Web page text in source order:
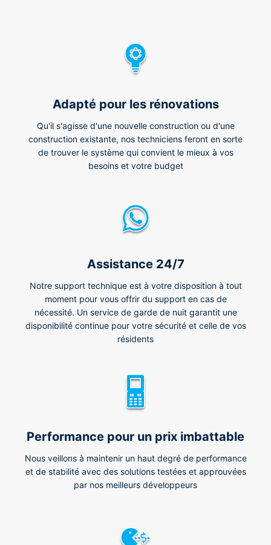
Adapté pour les rénovations
Qu'il s'agisse d'une nouvelle construction ou d'une
construction existante, nos techniciens feront en sorte
de trouver le système qui convient le mieux à vos
besoins et votre budget
Assistance 24/7
Notre support technique est à votre disposition à tout
moment pour vous offrir du support en cas de
nécessité. Un service de garde de nuit garantit une
disponibilité continue pour votre sécurité et celle de vos
résidents
Performance pour un prix imbattable
Nous veillons à maintenir un haut degré de performance
et de stabilité avec des solutions testées et approuvées
par nos meilleurs développeurs